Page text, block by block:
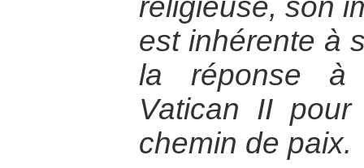
religieuse, son
est inhérente à
la réponse à
Vatican II
chemin de paix.